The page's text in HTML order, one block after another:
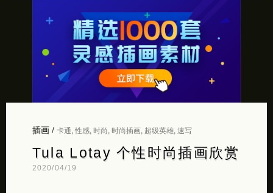
插画/ 卡通 性感, 时尚 时尚插画, 超级英雄, 速写
Tula Lotay 个性时尚插画欣赏
2020/04/19